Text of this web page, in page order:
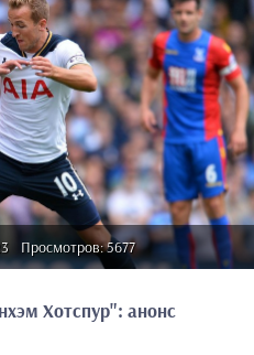
Просмотров: 5677
Хотспур": анонс